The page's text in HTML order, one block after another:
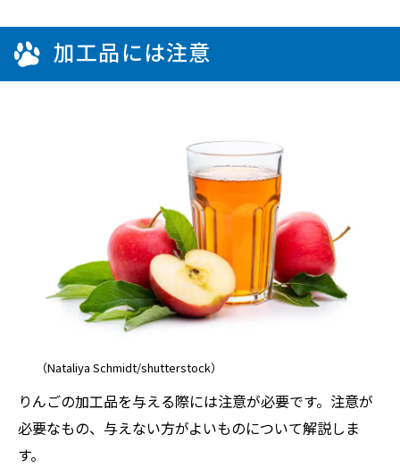
加工品には注意
（Nataliya Schmidt/shutterstock）
りんごの加工品を与える際には注意が必要です。注意が
必要なもの、与えない方がよいものについて解説しま
す。